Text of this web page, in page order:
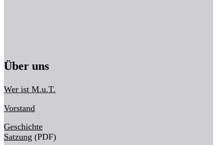
Über uns
Wer ist M.u.T.
Vorstand
Geschichte
Satzung (PDF)